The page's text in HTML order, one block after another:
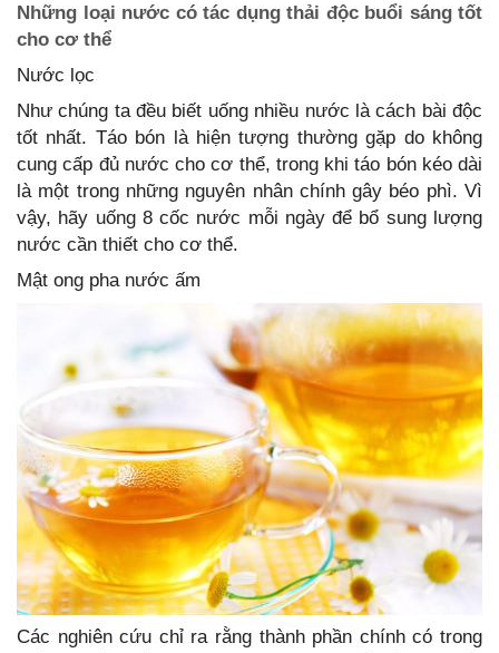
Những loại nước có tác dụng thải độc buổi sáng tốt
cho cơ thể
Nước lọc
Như chúng ta đều biết uống nhiều nước là cách bài độc
tốt nhất. Táo bón là hiện tượng thường gặp do không
cung cấp đủ nước cho cơ thể, trong khi táo bón kéo dài
là một trong những nguyên nhân chính gây béo phì. Vì
vậy, hãy uống 8 cốc nước mỗi ngày để bổ sung lượng
nước cần thiết cho cơ thể.
Mật ong pha nước ấm
Các nghiên cứu chỉ ra rằng thành phần chính có trong